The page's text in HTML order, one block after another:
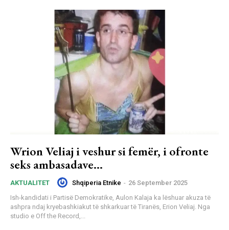
Wrion Veliaj i veshur si femër, i ofronte
seks ambasadave…
AKTUALITET Shqiperia Etnike - 26 September 2025
Ish-kandidati i Partisë Demokratike, Aulon Kalaja ka lëshuar akuza të
ashpra ndaj kryebashkiakut të shkarkuar të Tiranës, Erion Veliaj. Nga
studio e Off the Record,...